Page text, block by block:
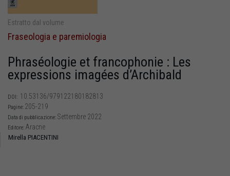
Estratto dal volume
Fraseologia e paremiologia
Phraséologie et francophonie : Les
expressions imagées d’Archibald
DOI: 10.53136/979122180182813
Pagine: 205-219
Data di pubblicazione: Settembre 2022
Editore: Aracne
Mirella PIACENTINI